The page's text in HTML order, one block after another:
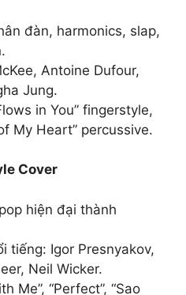
đàn, harmonics, slap,
Antoine Dufour,
Jung.
in You” fingerstyle,
My Heart” percussive.
Cover
hiện đại thành
tiếng: Igor Presnyakov,
Neil Wicker.
Me”, “Perfect”, “Sao